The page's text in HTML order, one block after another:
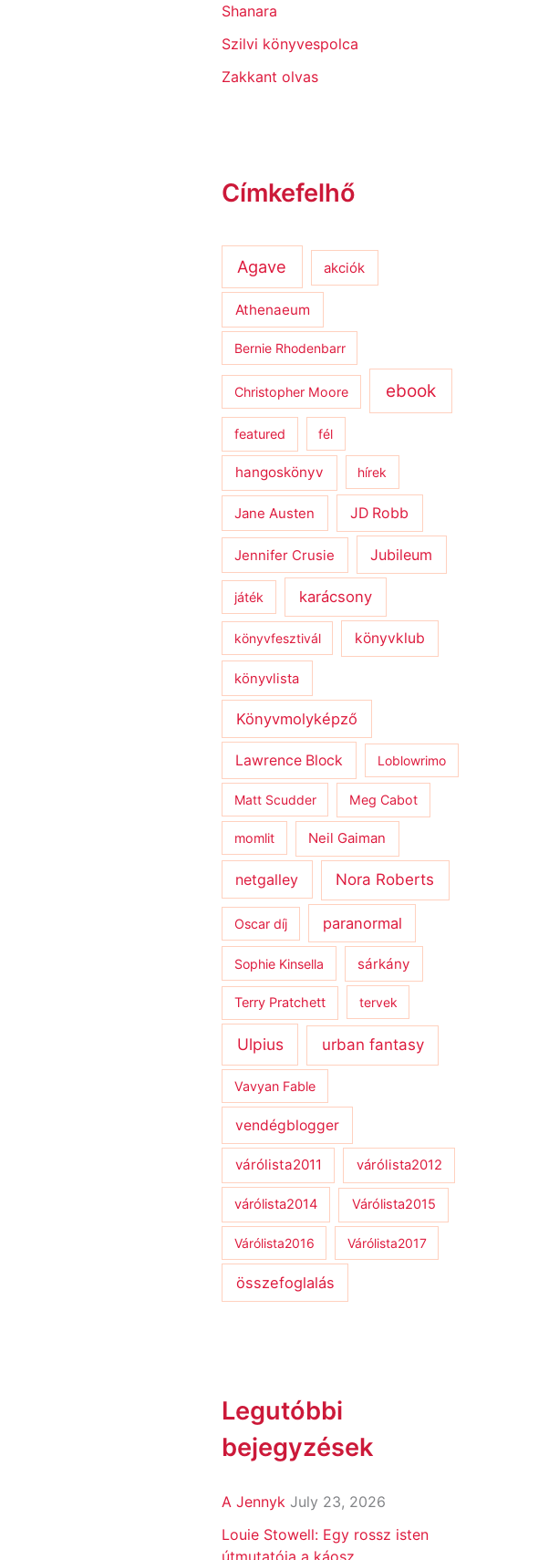
Shanara
Szilvi könyvespolca
Zakkant olvas
Címkefelhő
Agave akciók
Athenaeum
Bernie Rhodenbarr
Christopher Moore ebook
featured fél
hangoskönyv hírek
Jane Austen JD Robb
Jennifer Crusie Jubileum
játék karácsony
könyvfesztivál könyvklub
könyvlista
Könyvmolyképző
Lawrence Block Loblowrimo
Matt Scudder Meg Cabot
momlit Neil Gaiman
netgalley Nora Roberts
Oscar díj paranormal
Sophie Kinsella sárkány
Terry Pratchett tervek
Ulpius urban fantasy
Vavyan Fable
vendégblogger
várólista2011 várólista2012
várólista2014 Várólista2015
Várólista2016 Várólista2017
összefoglalás
Legutóbbi
bejegyzések
A Jennyk July 23, 2026
Louie Stowell: Egy ​rossz isten